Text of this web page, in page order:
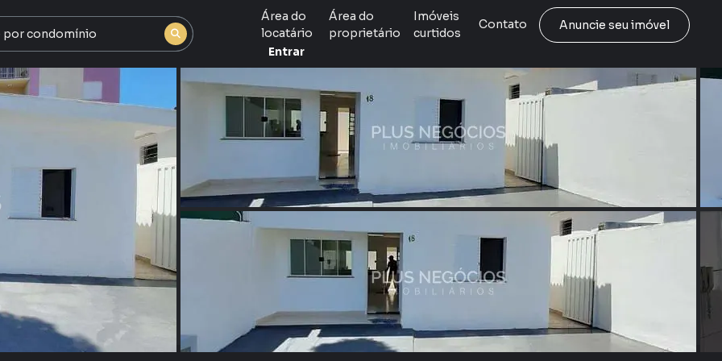
Área do
locatário
Área do
proprietário
Imóveis
curtidos
Contato
Anuncie seu imóvel
Entrar